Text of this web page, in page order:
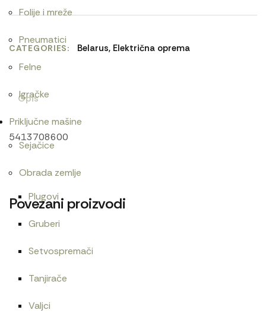
Folije i mreže
Pneumatici
Felne
Igračke
Priključne mašine
Sejačice
Obrada zemlje
Plugovi
Gruberi
Setvospremači
Tanjirače
Valjci
CATEGORIES Belarus, Električna oprema
Opis
5413708600
Povezani proizvodi
Alnaser Magneton Zetor
19.800